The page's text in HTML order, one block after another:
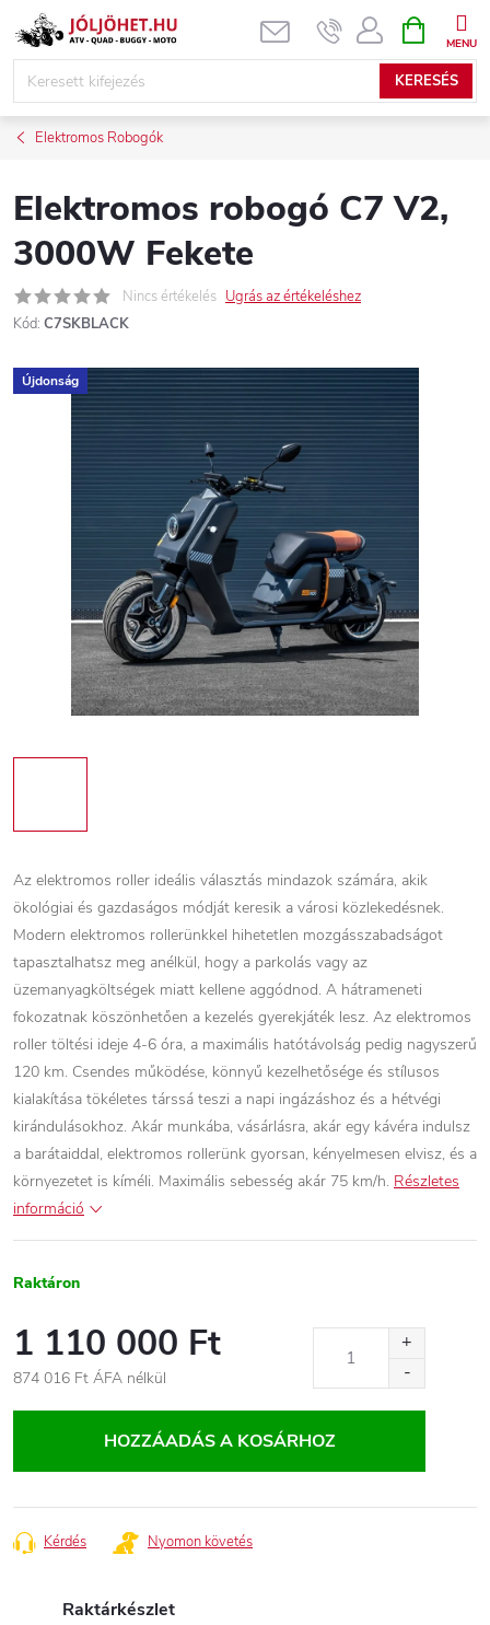
Ugrás
KERESÉS
KOSÁR
Elektromos Robogók
Elektromos robogó C7 V2,
3000W Fekete
Nincs értékelés Ugrás az értékeléshez
Kód: C7SKBLACK
Újdonság
Az elektromos roller ideális választás mindazok számára, akik
ökológiai és gazdaságos módját keresik a városi közlekedésnek.
Modern elektromos rollerünkkel hihetetlen mozgásszabadságot
tapasztalhatsz meg anélkül, hogy a parkolás vagy az
üzemanyagköltségek miatt kellene aggódnod. A hátrameneti
fokozatnak köszönhetően a kezelés gyerekjáték lesz. Az elektromos
roller töltési ideje 4-6 óra, a maximális hatótávolság pedig nagyszerű
120 km. Csendes működése, könnyű kezelhetősége és stílusos
kialakítása tökéletes társsá teszi a napi ingázáshoz és a hétvégi
kirándulásokhoz. Akár munkába, vásárlásra, akár egy kávéra indulsz
a barátaiddal, elektromos rollerünk gyorsan, kényelmesen elvisz, és a
környezetet is kíméli. Maximális sebesség akár 75 km/h. Részletes
információ
Raktáron
1 110 000 Ft
874 016 Ft ÁFA nélkül
HOZZÁADÁS A KOSÁRHOZ
Kérdés Nyomon követés
Raktárkészlet